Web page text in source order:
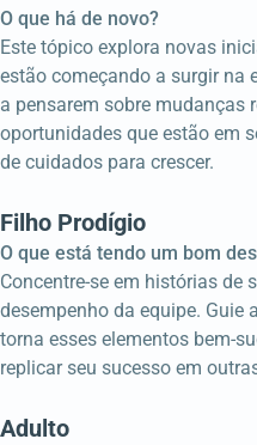
O que há de novo?
Este tópico explora novas
estão começando a surgir na
a pensarem sobre mudanças
oportunidades que estão em
de cuidados para crescer.
Filho Prodígio
O que está tendo um bom
Concentre-se em histórias de
desempenho da equipe. Guie
torna esses elementos bem-
replicar seu sucesso em
Adulto